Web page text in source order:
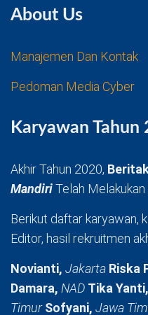
About Us
Manajemen Dan Kontak
Pedoman Media Cyber
Karyawan Tahun
Akhir Tahun 2020,
MandiriTelah
Berikut daftar karyawan,
Editor, hasil rekruitmen
Novianti, Jakarta Riska
Damara, NAD Tika Yanti,
TimurSofyani, Jawa